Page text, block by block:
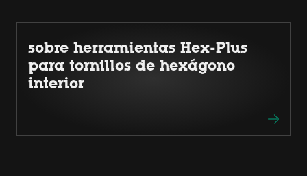
sobre herramientas Hex-Plus
para tornillos de hexágono
interior